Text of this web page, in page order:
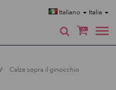
Italiano Italia
0
Calze sopra il ginocchio